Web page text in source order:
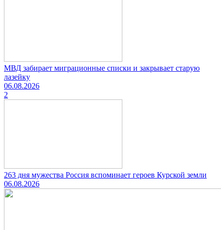
МВД забирает миграционные списки и закрывает старую
лазейку
06.08.2026
2
263 дня мужества Россия вспоминает героев Курской земли
06.08.2026